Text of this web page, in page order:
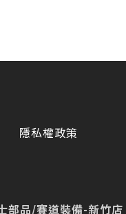
隱私權政策
部品/賽道裝備-新竹店